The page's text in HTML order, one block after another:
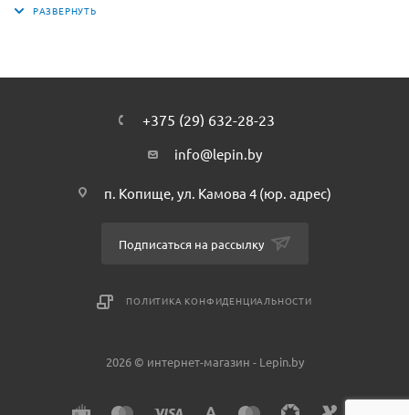
прыгающего куба магмы. Когда фигурка будет собрана,
+375 (29) 632-28-23
info@lepin.by
п. Копище, ул. Камова 4 (юр. адрес)
Подписаться на рассылку
ПОЛИТИКА КОНФИДЕНЦИАЛЬНОСТИ
2026 © интернет-магазин - Lepin.by